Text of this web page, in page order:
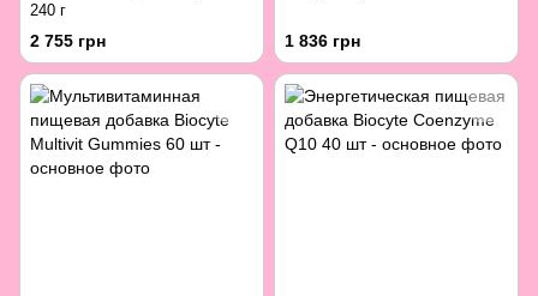
240 г
2 755 грн 1 836 грн